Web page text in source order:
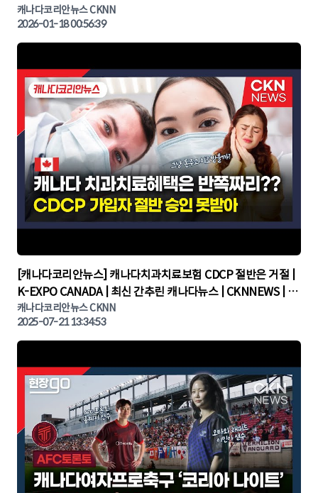
CKNNEWS, 캐나다코리안뉴스
캐나다코리안뉴스 CKNN
2026-01-18 00:56:39
▶
[캐나다코리안뉴스] 캐나다치과치료보험 CDCP 절반은 거절 |
K-EXPO CANADA | 최신 간추린 캐나다뉴스 | CKNNEWS | 캐
나다뉴스 | 토론토뉴스
캐나다코리안뉴스 CKNN
2025-07-21 13:34:53